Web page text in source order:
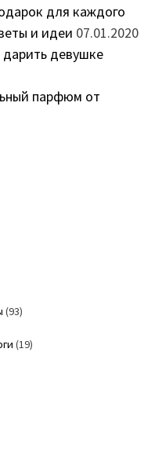
для каждого
и идеи 07.01.2020
девушке
парфюм от
(93)
(19)